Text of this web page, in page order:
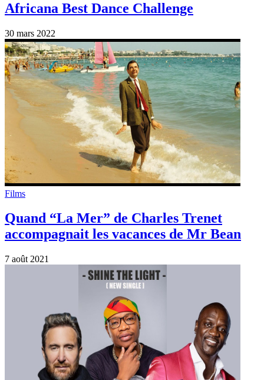
Africana Best Dance Challenge
30 mars 2022
Films
Quand “La Mer” de Charles Trenet
accompagnait les vacances de Mr Bean
7 août 2021